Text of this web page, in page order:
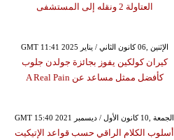
العتاولة 2 ونقله إلى المستشفى
GMT 11:41 2025 الإثنين ,06 كانون الثاني / يناير
كيران كولكين يفوز بجائزة جولدن جلوب
كأفضل ممثل مساعد عن A Real Pain
GMT 15:40 2021 الجمعة ,10 كانون الأول / ديسمبر
أسلوب الكلام الراقي حسب قواعد الإتيكيت